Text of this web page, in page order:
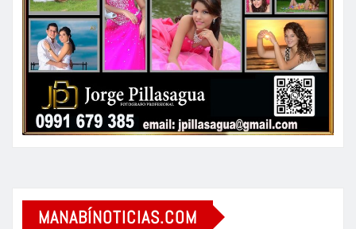
MANABÍNOTICIAS.COM